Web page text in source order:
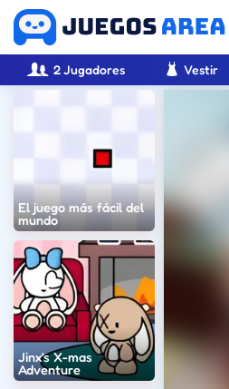
2 Jugadores Vestir
El juego más fácil del
mundo
Jinx's X-mas
Adventure